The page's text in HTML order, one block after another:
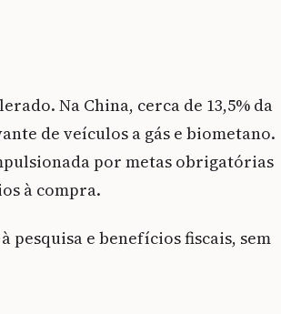
Na China, cerca de 13,5% da
de veículos a gás e biometano.
por metas obrigatórias
à compra.
pesquisa e benefícios fiscais, sem